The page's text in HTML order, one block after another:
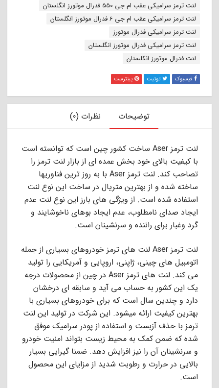
لنت ترمز سرامیکی عقب ام جی 550 فدرال موتورز انگلستان
لنت ترمز سرامیکی عقب ام جی 6 فدرال موتورز انگلستان
لنت ترمز سرامیکی فدرال موتورز
لنت ترمز سرامیکی فدرال موتورز انگلستان
لنت فدرال موتورز انکلستان
فیسبوک توئیت پینترست
توضیحات نظرات (0)
لنت ترمز Aser ساخت کشور چین است که توانسته است
با کیفیت بالای خود بخش عمده ای از بازار لنت ترمز را
تصاحب کند. لنت ترمز Aser با به روز ترین فناوریها
ساخته شده و از بهترین متریال در ساخت این نوع لنت
استفاده شده است. از ویژگی های بارز این نوع لنت عدم
ایجاد صدای نامطلوب، عدم ایجاد بوهای ناخوشایند و
گرد وغبار برای راننده و سرنشینان است.
لنت ترمز Aser لنت های ترمز خودروهای بسیاری از جمله
اتومبیل های چینی، ژاپنی، اروپایی و آمریکایی را تولید
می کند. لنت های ترمز Aser در چین از محصولات درجه
یک این کشور به حساب می آید و سابقه ای درخشان
دارد و چندین سال است که برای خودروهای بسیاری با
بهترین کیفیت ارائه میشود. این شرکت در تولید این لنت
ترمز با حذف آزبست و استفاده از پودر سرامیک موفق
شده که ضمن کمک به محیط زیست بتواند امنیت خودرو
و سرنشینان آن را نیز افزایش دهد. ضمنا گیرایی بسیار
بالایی در حرارت و رطوبت شدید از مزایای این محصول
است.